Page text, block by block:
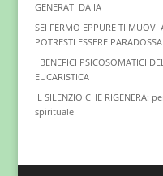
GENERATI DA IA
SEI FERMO EPPURE TI MUOVI
POTRESTI ESSERE
I BENEFICI PSICOSOMATICI
EUCARISTICA
IL SILENZIO CHE
spirituale